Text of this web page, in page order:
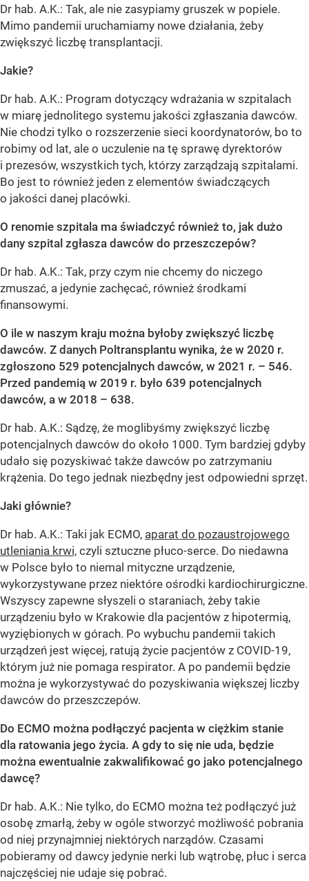
Dr hab. A.K.: Tak, ale nie zasypiamy gruszek w popiele.
Mimo pandemii uruchamiamy nowe działania, żeby
zwiększyć liczbę transplantacji.
Jakie?
Dr hab. A.K.: Program dotyczący wdrażania w szpitalach
w miarę jednolitego systemu jakości zgłaszania dawców.
Nie chodzi tylko o rozszerzenie sieci koordynatorów, bo to
robimy od lat, ale o uczulenie na tę sprawę dyrektorów
i prezesów, wszystkich tych, którzy zarządzają szpitalami.
Bo jest to również jeden z elementów świadczących
o jakości danej placówki.
O renomie szpitala ma świadczyć również to, jak dużo
dany szpital zgłasza dawców do przeszczepów?
Dr hab. A.K.: Tak, przy czym nie chcemy do niczego
zmuszać, a jedynie zachęcać, również środkami
finansowymi.
O ile w naszym kraju można byłoby zwiększyć liczbę
dawców. Z danych Poltransplantu wynika, że w 2020 r.
zgłoszono 529 potencjalnych dawców, w 2021 r. – 546.
Przed pandemią w 2019 r. było 639 potencjalnych
dawców, a w 2018 – 638.
Dr hab. A.K.: Sądzę, że moglibyśmy zwiększyć liczbę
potencjalnych dawców do około 1000. Tym bardziej gdyby
udało się pozyskiwać także dawców po zatrzymaniu
krążenia. Do tego jednak niezbędny jest odpowiedni sprzęt.
Jaki głównie?
Dr hab. A.K.: Taki jak ECMO, aparat do pozaustrojowego
utleniania krwi, czyli sztuczne płuco-serce. Do niedawna
w Polsce było to niemal mityczne urządzenie,
wykorzystywane przez niektóre ośrodki kardiochirurgiczne.
Wszyscy zapewne słyszeli o staraniach, żeby takie
urządzeniu było w Krakowie dla pacjentów z hipotermią,
wyziębionych w górach. Po wybuchu pandemii takich
urządzeń jest więcej, ratują życie pacjentów z COVID-19,
którym już nie pomaga respirator. A po pandemii będzie
można je wykorzystywać do pozyskiwania większej liczby
dawców do przeszczepów.
Do ECMO można podłączyć pacjenta w ciężkim stanie
dla ratowania jego życia. A gdy to się nie uda, będzie
można ewentualnie zakwalifikować go jako potencjalnego
dawcę?
Dr hab. A.K.: Nie tylko, do ECMO można też podłączyć już
osobę zmarłą, żeby w ogóle stworzyć możliwość pobrania
od niej przynajmniej niektórych narządów. Czasami
pobieramy od dawcy jedynie nerki lub wątrobę, płuc i serca
najczęściej nie udaje się pobrać.